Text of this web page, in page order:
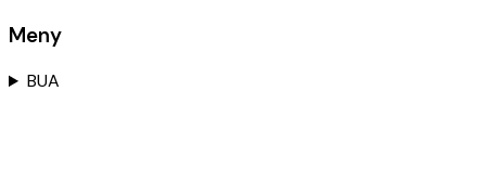
Meny
BUA